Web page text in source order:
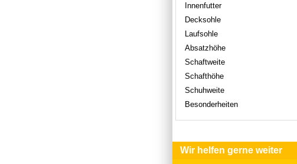
Innenfutter
Decksohle
Laufsohle
Absatzhöhe
Schaftweite
Schafthöhe
Schuhweite
Besonderheiten
Wir helfen gerne weiter